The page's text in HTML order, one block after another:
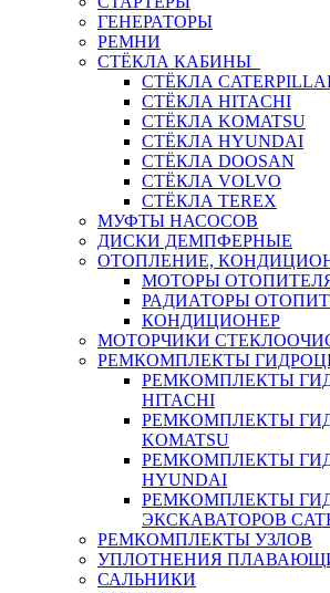
ГЕНЕРАТОРЫ
РЕМНИ
СТЁКЛА КАБИНЫ
СТЁКЛА
СТЁКЛА HITACHI
СТЁКЛА KOMATSU
СТЁКЛА HYUNDAI
СТЁКЛА DOOSAN
СТЁКЛА VOLVO
СТЁКЛА TEREX
МУФТЫ НАСОСОВ
ДИСКИ ДЕМПФЕРНЫЕ
ОТОПЛЕНИЕ,
МОТОРЫ
РАДИАТОРЫ
КОНДИЦИОНЕР
МОТОРЧИКИ
РЕМКОМПЛЕКТЫ
РЕМКОМПЛЕКТЫ
HITACHI
РЕМКОМПЛЕКТЫ
KOMATSU
РЕМКОМПЛЕКТЫ
HYUNDAI
РЕМКОМПЛЕКТЫ
ЭКСКАВАТОРОВ
РЕМКОМПЛЕКТЫ УЗЛОВ
УПЛОТНЕНИЯ
САЛЬНИКИ